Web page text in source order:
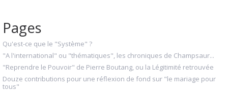
Pages
Qu'est-ce que le "Système" ?
"A l'international" ou "thématiques", les chroniques de Champsaur...
"Reprendre le Pouvoir" de Pierre Boutang, ou la Légitimité retrouvée
Douze contributions pour une réflexion de fond sur "le mariage pour
tous"